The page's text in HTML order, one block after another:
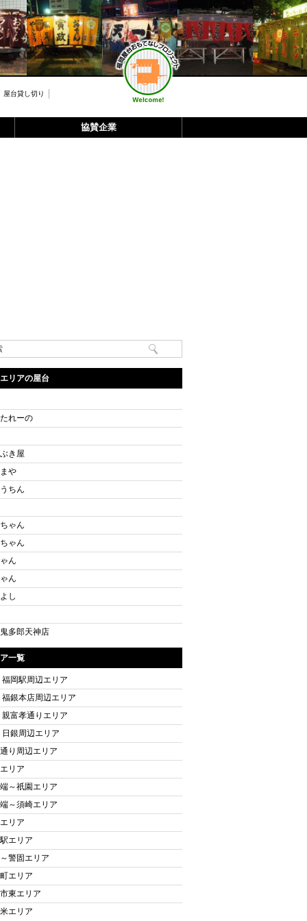
屋台貸し切り
協賛企業
リアの屋台
れーの
き屋
や
ちん
ゃん
ゃん
ん
ん
し
多郎天神店
一覧
福岡駅周辺エリア
福銀本店周辺エリア
親富孝通りエリア
日銀周辺エリア
り周辺エリア
リア
～祇園エリア
～須崎エリア
リア
エリア
警固エリア
エリア
東エリア
エリア